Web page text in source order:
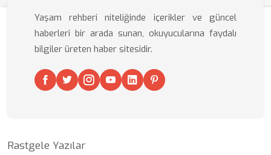
Yaşam rehberi niteliğinde içerikler ve güncel
haberleri bir arada sunan, okuyucularına faydalı
bilgiler üreten haber sitesidir.
Rastgele Yazılar